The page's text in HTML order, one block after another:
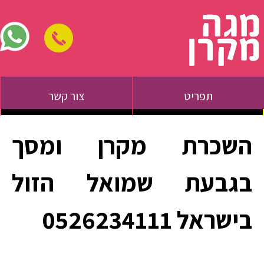
תפריט צור קשר
השכרת מקרן ומסך
בגבעת שמואל הזול
בישראל 0526234111